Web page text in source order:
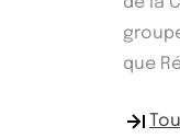
que